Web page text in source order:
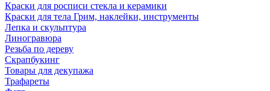
Краски для росписи стекла и керамики
Краски для тела Грим, наклейки, инструменты
Лепка и скульптура
Линогравюра
Резьба по дереву
Скрапбукинг
Товары для декупажа
Трафареты